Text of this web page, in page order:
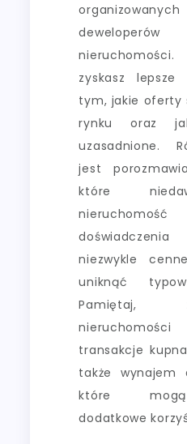
zyskasz lepsze
tym, jakie oferty
rynku oraz
uzasadnione.
jest
które
niezwykle
uniknąć
transakcje
także wynajem
które
dodatkowe